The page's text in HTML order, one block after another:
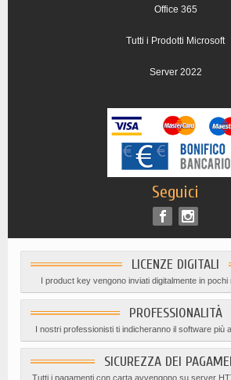
Office 365
Tutti i Prodotti Microsoft
Server 2022
Seguici
LICENZE DIGITALI
I product key vengono inviati digitalmente in pochi
PROFESSIONALITÀ
I nostri professionisti ti indicheranno il software più
SICUREZZA DEI
Tutti i pagamenti con carta avvengono su server